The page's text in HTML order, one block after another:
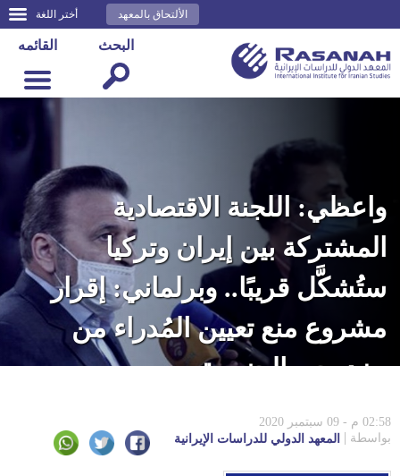
أختر اللغة الألتحاق بالمعهد
القائمه البحث
واعظي: اللجنة الاقتصادية
المشتركة بين إيران وتركيا
ستُشكَّل قريبًا.. وبرلماني: إقرار
مشروع منع تعيين المُدراء من
مزدوجي الجنسية
02:58 م - 09 سبتمبر 2020
بواسطة
المعهد الدولي للدراسات الإيرانية